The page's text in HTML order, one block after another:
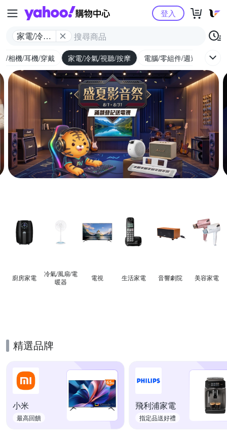
Yahoo購物中心
家電/冷氣/
登入
/相機/耳機/穿戴 家電/冷氣/視聽/按摩 電腦/零組件/週邊/遊戲
廚房家電
冷氣/風扇/電
暖器
電視 生活家電 音響劇院 美容家電
精選品牌
小米
最高回饋
飛利浦家電
指定品送好禮